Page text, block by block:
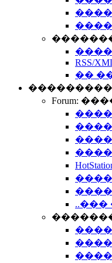
RSS/
��
Forum: